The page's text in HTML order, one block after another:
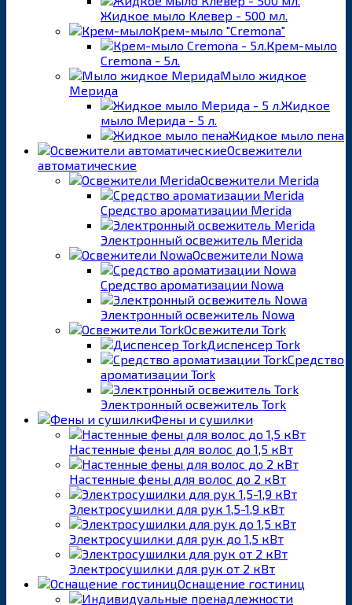
Жидкое мыло Клевер - 500 мл.
Крем-мыло "Cremona"
Крем-мыло
Cremona - 5л.
Мыло жидкое
Мерида
Жидкое
мыло Мерида - 5 л.
Жидкое мыло пена
Освежители
автоматические
Освежители Merida
Средство ароматизации Merida
Электронный освежитель Merida
Освежители Nowa
Средство ароматизации Nowa
Электронный освежитель Nowa
Освежители Tork
Диспенсер Tork
Средство
ароматизации Tork
Электронный освежитель Tork
Фены и сушилки
Настенные фены для волос до 1,5 кВт
Настенные фены для волос до 2 кВт
Электросушилки для рук 1,5-1,9 кВт
Электросушилки для рук до 1,5 кВт
Электросушилки для рук от 2 кВт
Оснащение гостиниц